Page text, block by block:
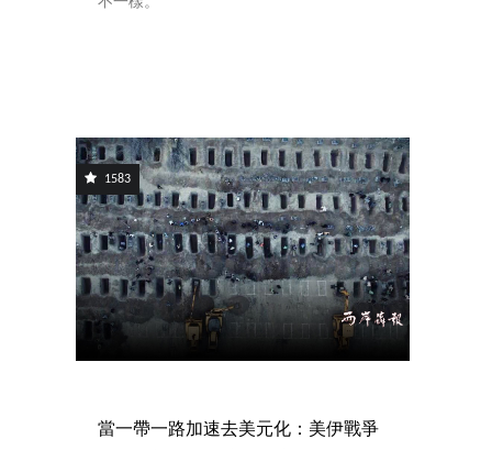
1583
當一帶一路加速去美元化：美伊戰爭